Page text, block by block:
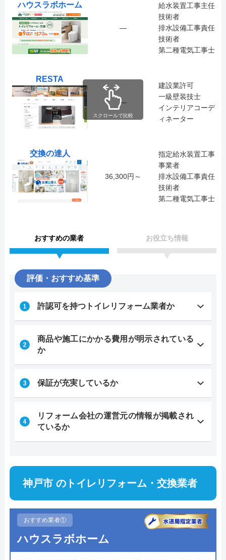
ハウスラボホーム
―
給水装置工事主任
技術者
排水設備工事責任
技術者
第二種電気工事士
RESTA
―
建設業許可
一級壁装技士
インテリアコーデ
ィネーター
交換の達人
36,300円～
指定給水装置工事
事業者
排水設備工事責任
技術者
第二種電気工事士
スクロールで比較
おすすめの業者 お役立ち情報
評価・おすすめ基準
許認可を持つトイレリフォーム業者か
商品や施工にかかる費用が明示されている
か
保証が充実しているか
リフォーム会社の運営元の情報が掲載され
ているか
神戸市 のトイレリフォーム・交換業者
おすすめ業者①
ハウスラボホーム